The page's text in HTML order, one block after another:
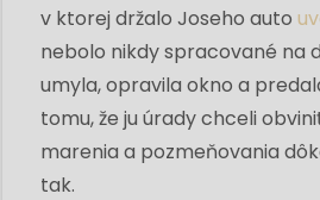
v ktorej držalo Joseho auto
nebolo nikdy spracované na
umyla, opravila okno a
tomu, že ju úrady chceli
marenia a pozmeňovania
tak.